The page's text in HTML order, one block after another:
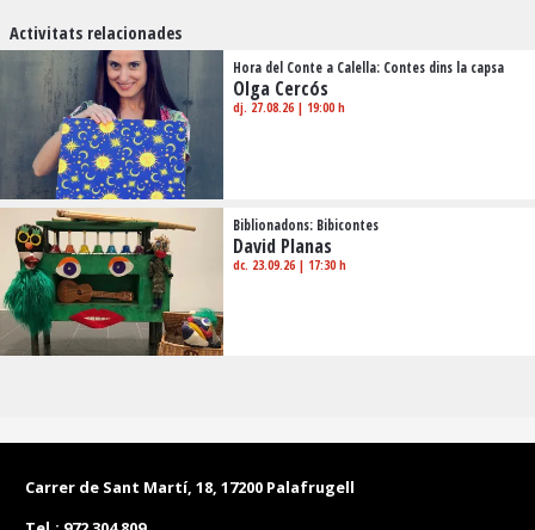
Activitats relacionades
Hora del Conte a Calella: Contes dins la capsa
Olga Cercós
dj. 27.08.26| 19:00 h
Biblionadons: Bibicontes
David Planas
dc. 23.09.26| 17:30 h
Carrer de Sant Martí, 18, 17200 Palafrugell